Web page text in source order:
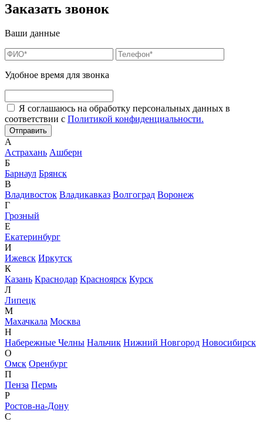
Заказать звонок
Ваши данные
Удобное время для звонка
Я соглашаюсь на обработку персональных данных в
соответствии с Политикой конфиденциальности.
А
Астрахань Ашберн
Б
Барнаул Брянск
В
Владивосток Владикавказ Волгоград Воронеж
Г
Грозный
Е
Екатеринбург
И
Ижевск Иркутск
К
Казань Краснодар Красноярск Курск
Л
Липецк
М
Махачкала Москва
Н
Набережные Челны Нальчик Нижний Новгород Новосибирск
О
Омск Оренбург
П
Пенза Пермь
Р
Ростов-на-Дону
С